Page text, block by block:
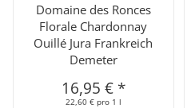
Domaine des Ronces
Florale Chardonnay
Ouillé Jura Frankreich
Demeter
16,95 € *
22,60 € pro 1 l